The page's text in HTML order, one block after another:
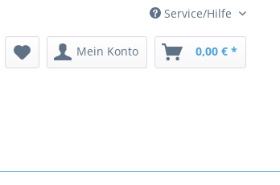
Service/Hilfe
Mein Konto 0,00 € *